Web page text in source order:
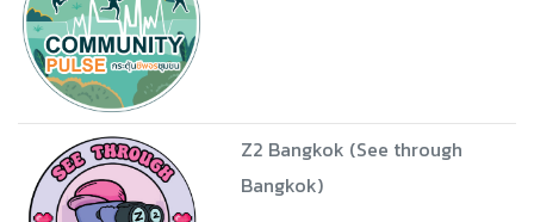
Z2 Bangkok (See through
Bangkok)